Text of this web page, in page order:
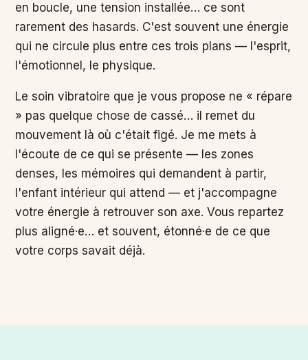
en boucle, une tension installée… ce sont
rarement des hasards. C'est souvent une énergie
qui ne circule plus entre ces trois plans — l'esprit,
l'émotionnel, le physique.
Le soin vibratoire que je vous propose ne « répare
» pas quelque chose de cassé… il remet du
mouvement là où c'était figé. Je me mets à
l'écoute de ce qui se présente — les zones
denses, les mémoires qui demandent à partir,
l'enfant intérieur qui attend — et j'accompagne
votre énergie à retrouver son axe. Vous repartez
plus aligné·e… et souvent, étonné·e de ce que
votre corps savait déjà.